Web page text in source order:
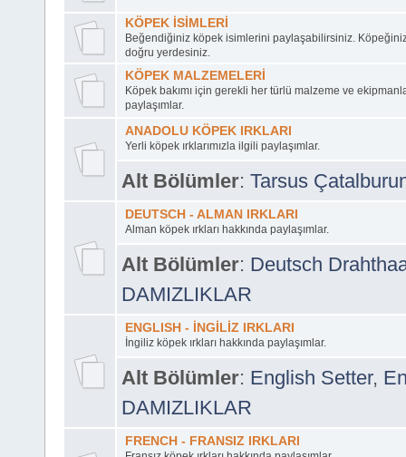
KÖPEK İSİMLERİ
Beğendiğiniz köpek isimlerini paylaşabilirsiniz.
doğru yerdesiniz.
KÖPEK MALZEMELERİ
Köpek bakımı için gerekli her türlü malzeme ve
paylaşımlar.
ANADOLU KÖPEK IRKLARI
Yerli köpek ırklarımızla ilgili paylaşımlar.
Alt Bölümler: Tarsus
DEUTSCH - ALMAN IRKLARI
Alman köpek ırkları hakkında paylaşımlar.
Alt Bölümler: Deutsch
DAMIZLIKLAR
ENGLISH - İNGİLİZ IRKLARI
İngiliz köpek ırkları hakkında paylaşımlar.
Alt Bölümler: English Setter,
DAMIZLIKLAR
FRENCH - FRANSIZ IRKLARI